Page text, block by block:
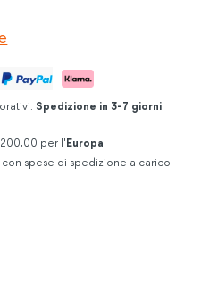
Spedizione in 3-7 giorni
per l'Europa
spese di spedizione a carico